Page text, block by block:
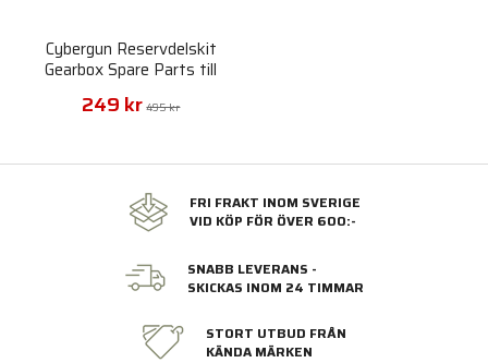
Cybergun Reservdelskit
Gearbox Spare Parts till
Marui
249 kr 495 kr
FRI FRAKT INOM SVERIGE
VID KÖP FÖR ÖVER 600:-
SNABB LEVERANS -
SKICKAS INOM 24 TIMMAR
STORT UTBUD FRÅN
KÄNDA MÄRKEN